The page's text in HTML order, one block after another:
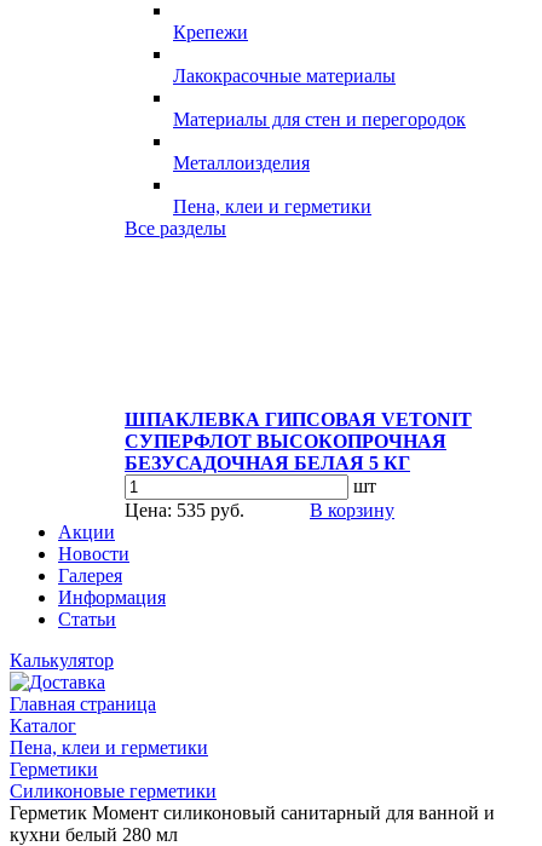
Крепежи
Лакокрасочные материалы
Материалы для стен и перегородок
Металлоизделия
Пена, клеи и герметики
Все разделы
ШПАКЛЕВКА ГИПСОВАЯ VETONIT
СУПЕРФЛОТ ВЫСОКОПРОЧНАЯ
БЕЗУСАДОЧНАЯ БЕЛАЯ 5 КГ
шт
Цена: 535 руб.
В корзину
Акции
Новости
Галерея
Информация
Статьи
Калькулятор
Главная страница
Каталог
Пена, клеи и герметики
Герметики
Силиконовые герметики
Герметик Момент силиконовый санитарный для ванной и
кухни белый 280 мл